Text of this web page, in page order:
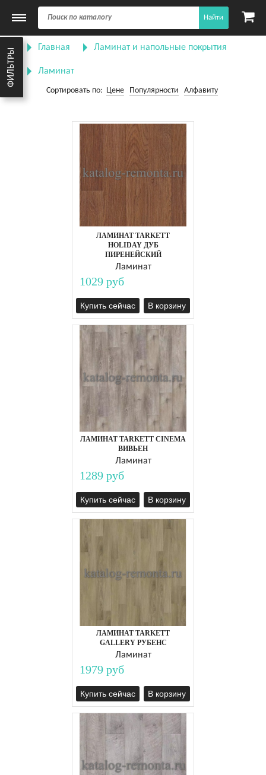
Найти
Главная Ламинат и напольные покрытия
Ламинат
ФИЛЬТРЫ
Сортировать по: Цене Популярности Алфавиту
ЛАМИНАТ TARKETT
HOLIDAY ДУБ
ПИРЕНЕЙСКИЙ
Ламинат
1029 руб
Купить сейчас В корзину
ЛАМИНАТ TARKETT CINEMA
ВИВЬЕН
Ламинат
1289 руб
Купить сейчас В корзину
ЛАМИНАТ TARKETT
GALLERY РУБЕНС
Ламинат
1979 руб
Купить сейчас В корзину